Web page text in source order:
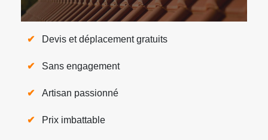
Devis et déplacement gratuits
Sans engagement
Artisan passionné
Prix imbattable